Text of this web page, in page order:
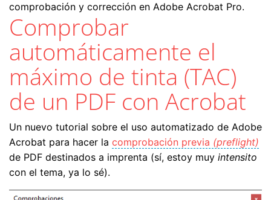
comprobación y corrección en Adobe Acrobat Pro.
Comprobar
automáticamente el
máximo de tinta (TAC)
de un PDF con Acrobat
Un nuevo tutorial sobre el uso automatizado de Adobe
Acrobat para hacer la comprobación previa (preflight)
de PDF destinados a imprenta (sí, estoy muy intensito
con el tema, ya lo sé).